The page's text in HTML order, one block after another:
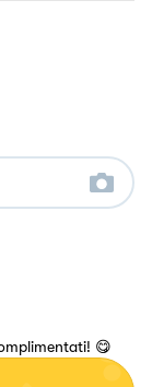
😋